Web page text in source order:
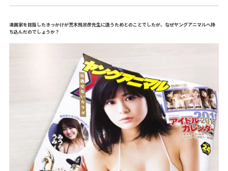
漫画家を目指したきっかけが荒木飛呂彦先生に逢うためとのことでしたが、なぜヤングアニマルへ持
ち込んだのでしょうか？